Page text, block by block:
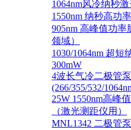
1064nm风冷纳秒
1550nm 纳秒高功
905nm 高峰值功
领域）
1030/1064nm 超
300mW
4波长气冷二极管
(266/355/532/
25W 1550nm高峰
（激光测距仪用）
MNL1342 二极管